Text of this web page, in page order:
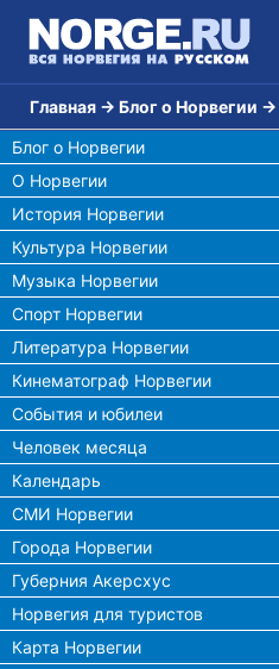
Главная → Блог о Норвегии →
Блог о Норвегии
О Норвегии
История Норвегии
Культура Норвегии
Музыка Норвегии
Спорт Норвегии
Литература Норвегии
Кинематограф Норвегии
События и юбилеи
Человек месяца
Календарь
СМИ Норвегии
Города Норвегии
Губерния Акерсхус
Норвегия для туристов
Карта Норвегии